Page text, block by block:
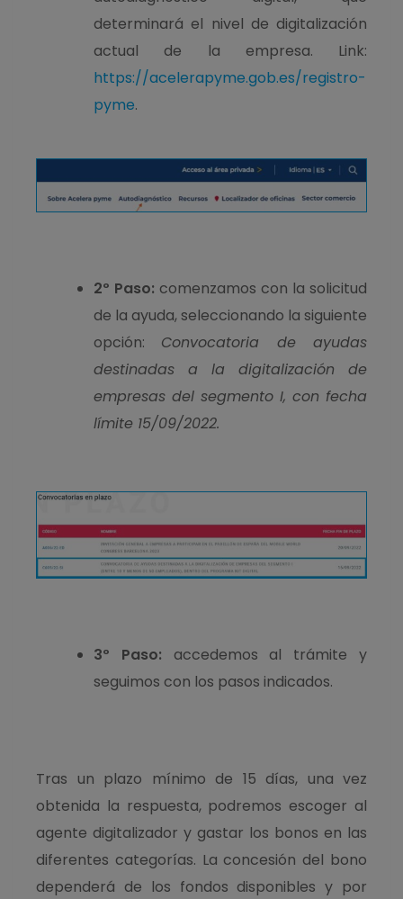
determinará el nivel de digitalización
actual de la empresa. Link:
https://acelerapyme.gob.es/registro-
pyme.
2º Paso: comenzamos con la solicitud
de la ayuda, seleccionando la siguiente
opción: Convocatoria de ayudas
destinadas a la digitalización de
empresas del segmento I, con fecha
límite 15/09/2022.
3º Paso: accedemos al trámite y
seguimos con los pasos indicados.
Tras un plazo mínimo de 15 días, una vez
obtenida la respuesta, podremos escoger al
agente digitalizador y gastar los bonos en las
diferentes categorías. La concesión del bono
dependerá de los fondos disponibles y por